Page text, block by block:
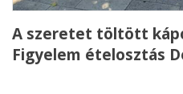
A szeretet töltött
Figyelem ételosztás